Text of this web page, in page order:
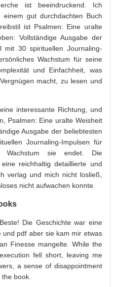
ist beeindruckend. Ich
gut durchdachten Buch
ist Psalmen: Eine uralte
Vollständige Ausgabe der
mit 30 spirituellen Journaling-
Wachstum für seine
und Einfachheit, was
macht, zu lesen und
interessante Richtung, und
Psalmen: Eine uralte Weisheit
Ausgabe der beliebtesten
Journaling-Impulsen für
Wachstum sie endet. Die
reichhaltig detaillierte und
verlag und mich nicht losließ,
nicht aufwachen konnte.
Die Geschichte war eine
pdf aber sie kam mir etwas
Finesse mangelte. While the
fell short, leaving me
a sense of disappointment
book.